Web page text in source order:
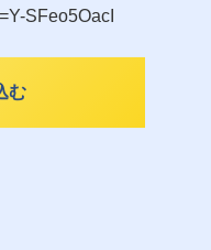
SFeo5OacI
む